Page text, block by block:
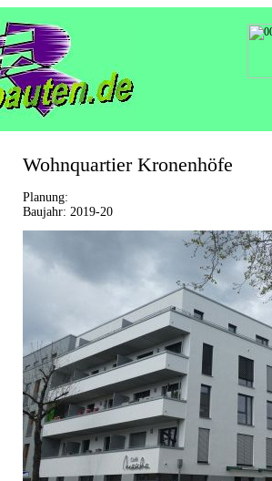
Wohnquartier Kronenhöfe
Planung:
Baujahr: 2019-20